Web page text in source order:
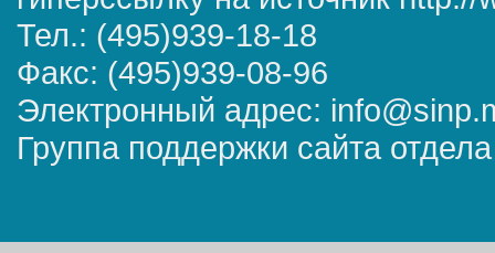
Тел.: (495)939-18-18
Факс: (495)939-08-96
Электронный адрес:
Группа поддержки сайта